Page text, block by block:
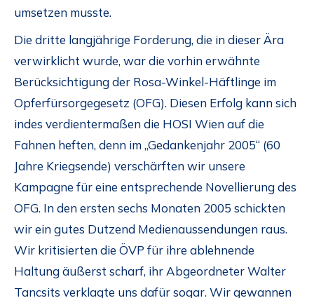
umsetzen musste.
Die dritte langjährige Forderung, die in dieser Ära
verwirklicht wurde, war die vorhin erwähnte
Berücksichtigung der Rosa-Winkel-Häftlinge im
Opferfürsorgegesetz (OFG). Diesen Erfolg kann sich
indes verdientermaßen die HOSI Wien auf die
Fahnen heften, denn im „Gedankenjahr 2005“ (60
Jahre Kriegsende) verschärften wir unsere
Kampagne für eine entsprechende Novellierung des
OFG. In den ersten sechs Monaten 2005 schickten
wir ein gutes Dutzend Medienaussendungen raus.
Wir kritisierten die ÖVP für ihre ablehnende
Haltung äußerst scharf, ihr Abgeordneter Walter
Tancsits verklagte uns dafür sogar. Wir gewannen